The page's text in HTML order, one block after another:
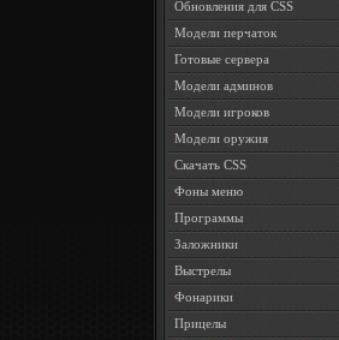
Обновления для CSS
Модели перчаток
Готовые сервера
Модели админов
Модели игроков
Модели оружия
Скачать CSS
Фоны меню
Программы
Заложники
Выстрелы
Фонарики
Прицелы